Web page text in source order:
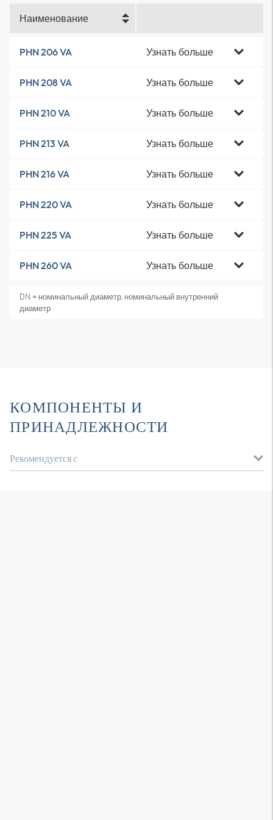
Наименование
PHN 206 VA Узнать больше
PHN 208 VA Узнать больше
PHN 210 VA Узнать больше
PHN 213 VA Узнать больше
PHN 216 VA Узнать больше
PHN 220 VA Узнать больше
PHN 225 VA Узнать больше
PHN 260 VA Узнать больше
DN = номинальный диаметр, номинальный внутренний
диаметр
КОМПОНЕНТЫ И
ПРИНАДЛЕЖНОСТИ
Рекомендуется с